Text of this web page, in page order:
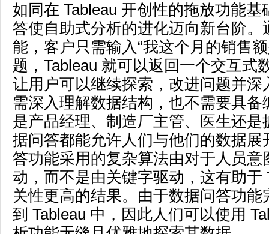
如同在 Tableau 开创性的拖放功能基
答使自助式分析的进化迈向新台阶。
能，客户只需输入“我这个月的销售
题，Tableau 就可以返回一个交互式
让用户可以继续探索，改进问题并深
需深入理解数据结构，也不需要具备
是产品经理、制造厂主管、医生还是
据问答都能允许人们与他们的数据展
答功能采用的复杂算法由对于人员意
动，而不是由关键字驱动，这有助于
关性更高的结果。由于数据问答功能
到 Tableau 中，因此人们可以使用